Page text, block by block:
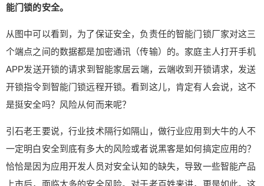
能门锁的安全。
从图中可以看到，为了保证安全，负责任的智能门锁厂家对这三
个端点之间的数据都是加密通讯（传输）的。家庭主人打开手机
APP发送开锁的请求到智能家居云端，云端收到开锁请求，发送
开锁指令到智能门锁远程开锁。看到这儿，肯定有人会说，这不
是挺安全吗？风险从何而来呢？
引石老王要说，行业技术隔行如隔山，做行业应用到大牛的人不
一定明白安全到底有多大的风险或者说黑客是如何搞定应用的？
恰恰是因为应用开发人员对安全认知的缺失，导致一些智能产品
上市后，面临太多的安全风险。对于老百姓来讲，更是如此。这
家居云端）、以及通信客户端（手机APP）三部
智能门锁的安全。 从图中可以看到，为了保证安
全，负责任的智能门锁厂家对这三个端点之间的数
据都是加密通讯（传输）的。家庭主人打开手机AP
P发送开锁的请求到智能家居云端，云端收到开锁请
儿，肯定有人会说，这不是挺安全吗？风险从何而
来呢？ 引石老王要说，行业技术隔行如隔山，做行
险或者说黑客是如何搞定应用的？恰恰是因为应用
开发人员对安全认知的缺失，导致一些智能产品上